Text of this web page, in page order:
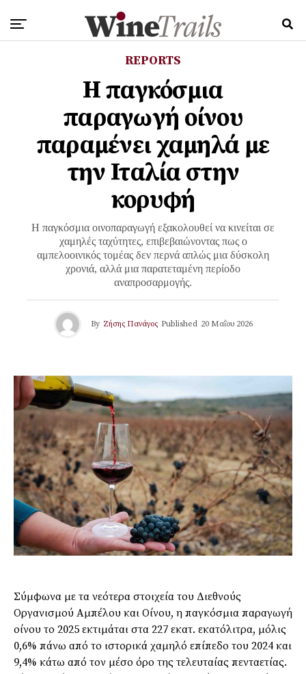
REPORTS
Η παγκόσμια
παραγωγή οίνου
παραμένει χαμηλά με
την Ιταλία στην
κορυφή
Η παγκόσμια οινοπαραγωγή εξακολουθεί να κινείται σε
χαμηλές ταχύτητες, επιβεβαιώνοντας πως ο
αμπελοοινικός τομέας δεν περνά απλώς μια δύσκολη
χρονιά, αλλά μια παρατεταμένη περίοδο
αναπροσαρμογής.
By Ζήσης Πανάγος Published 20 Μαΐου 2026
Σύμφωνα με τα νεότερα στοιχεία του Διεθνούς
Οργανισμού Αμπέλου και Οίνου, η παγκόσμια παραγωγή
οίνου το 2025 εκτιμάται στα 227 εκατ. εκατόλιτρα, μόλις
0,6% πάνω από το ιστορικά χαμηλό επίπεδο του 2024 και
9,4% κάτω από τον μέσο όρο της τελευταίας πενταετίας.